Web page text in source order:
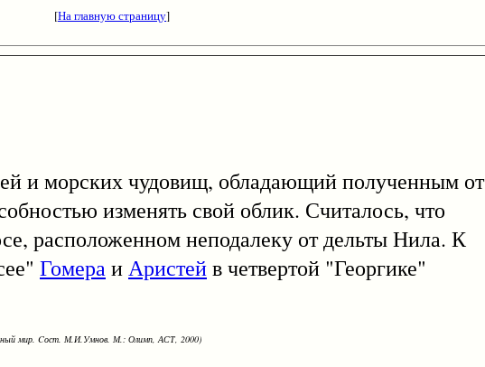
[На главную страницу]
морских чудовищ, обладающий полученным от
изменять свой облик. Считалось, что
расположенном неподалеку от дельты Нила. К
ГомераиАристейв четвертой "Георгике"
мир. Cост. М.И.Умнов. М.: Олимп, АСТ, 2000)